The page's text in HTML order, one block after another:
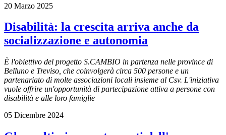
20 Marzo 2025
Disabilità: la crescita arriva anche da
socializzazione e autonomia
È l'obiettivo del progetto S.CAMBIO in partenza nelle province di
Belluno e Treviso, che coinvolgerà circa 500 persone e un
partenariato di molte associazioni locali insieme al Csv. L'iniziativa
vuole offrire un'opportunità di partecipazione attiva a persone con
disabilità e alle loro famiglie
05 Dicembre 2024